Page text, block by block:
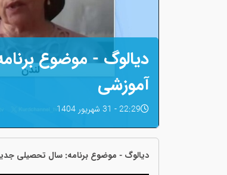
دیالوگ - موضوع
آموزشی
22:29 - 31 شهریور 1404
دیالوگ - موضوع برنامە: سال تحصیلی